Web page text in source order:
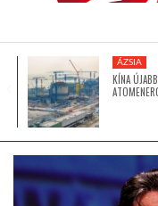
ÁZSIA
LATIN-AMERIKA
ÁZSIA
KÍNA